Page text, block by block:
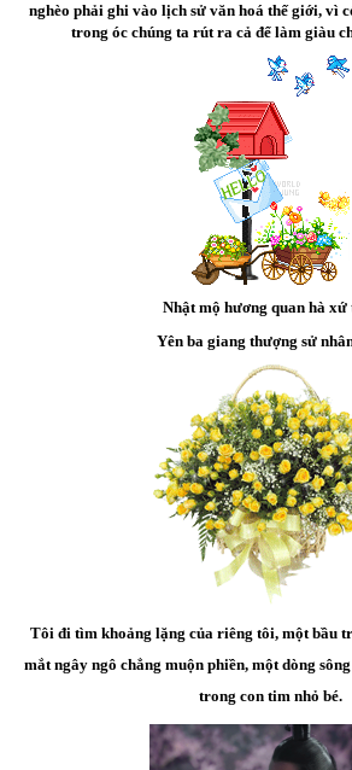
nghèo phải ghi vào lịch sử văn hoá thế giới, vì
trong óc chúng ta rút ra cả để làm giàu
Nhật mộ hương quan hà xứ
Yên ba giang thượng sử
Tôi đi tìm khoảng lặng của riêng tôi, một bầu
mắt ngây ngô chẳng muộn phiền, một dòng
trong con tim nhỏ bé.